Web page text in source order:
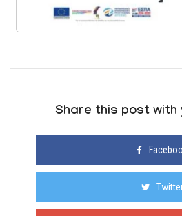
Share this post with